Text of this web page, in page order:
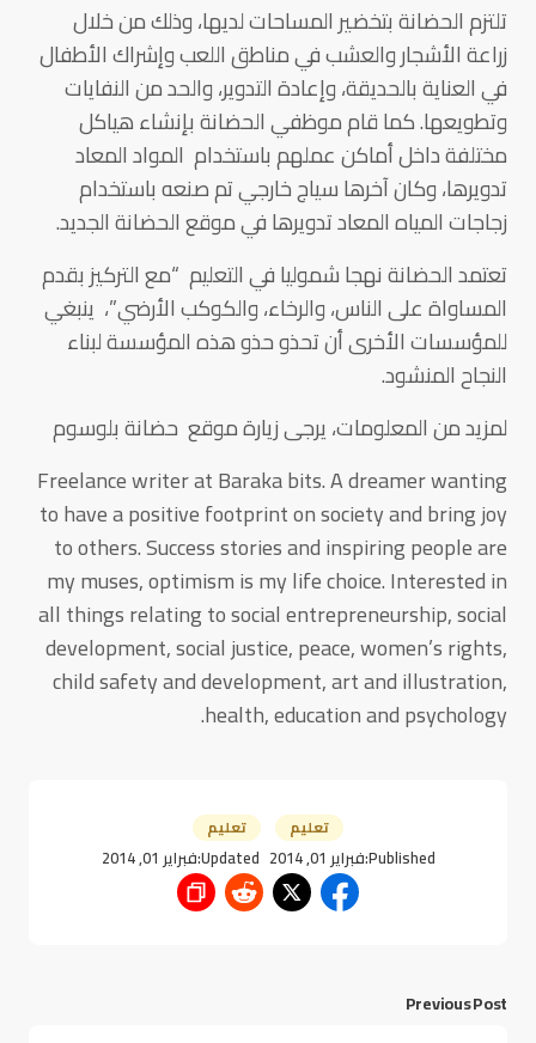
تلتزم الحضانة بتخضير المساحات لديها، وذلك من خلال
زراعة الأشجار والعشب في مناطق اللعب وإشراك الأطفال
في العناية بالحديقة، وإعادة التدوير، والحد من النفايات
وتطويعها. كما قام موظفي الحضانة بإنشاء هياكل
مختلفة داخل أماكن عملهم باستخدام المواد المعاد
تدويرها، وكان آخرها سياج خارجي تم صنعه باستخدام
زجاجات المياه المعاد تدويرها في موقع الحضانة الجديد.
تعتمد الحضانة نهجا شموليا في التعليم “مع التركيز بقدم
المساواة على الناس، والرخاء، والكوكب الأرضي”، ينبغي
للمؤسسات الأخرى أن تحذو حذو هذه المؤسسة لبناء
النجاح المنشود.
لمزيد من المعلومات، يرجى زيارة موقع حضانة بلوسوم
Freelance writer at Baraka bits. A dreamer wanting
to have a positive footprint on society and bring joy
to others. Success stories and inspiring people are
my muses, optimism is my life choice. Interested in
all things relating to social entrepreneurship, social
development, social justice, peace, women’s rights,
child safety and development, art and illustration,
health, education and psychology.
تعليم تعليم
Published:فبراير 01, 2014 Updated:فبراير 01, 2014
Previous Post